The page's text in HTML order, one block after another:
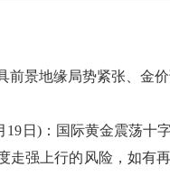
景地缘局势紧张、金价
日)：国际黄金震荡十
走强上行的风险，如有